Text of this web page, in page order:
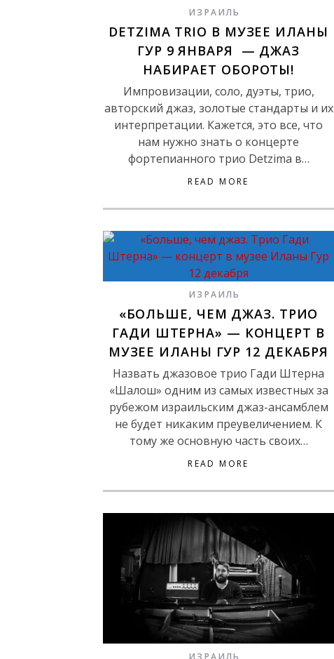
ИЗРАИЛЬ
DETZIMA TRIO В МУЗЕЕ ИЛАНЫ
ГУР 9 ЯНВАРЯ — ДЖАЗ
НАБИРАЕТ ОБОРОТЫ!
Импровизации, соло, дуэты, трио,
авторский джаз, золотые стандарты и их
интерпретации. Кажется, это все, что
нам нужно знать о концерте
фортепианного трио Detzima в…
READ MORE
ИЗРАИЛЬ
«БОЛЬШЕ, ЧЕМ ДЖАЗ. ТРИО
ГАДИ ШТЕРНА» — КОНЦЕРТ В
МУЗЕЕ ИЛАНЫ ГУР 12 ДЕКАБРЯ
Назвать джазовое трио Гади Штерна
«Шалош» одним из самых известных за
рубежом израильским джаз-ансамблем
не будет никаким преувеличением. К
тому же основную часть своих…
READ MORE
ИЗРАИЛЬ